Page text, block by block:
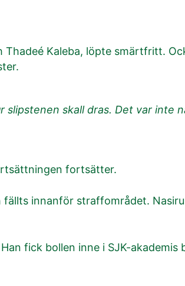
Kaleba, löpte smärtfritt.
slipstenen skall dras. Det var inte
fortsätter.
innanför straffområdet.
fick bollen inne i SJK-akademis